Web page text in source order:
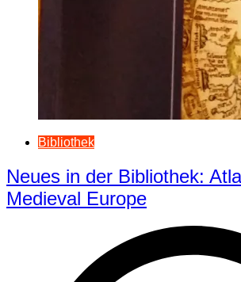
Bibliothek
Neues in der Bibliothek:
Medieval Europe